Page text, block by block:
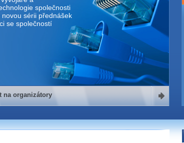
společnosti
sérii přednášek
se společností
této akce,
e-mailu:
na organizátory